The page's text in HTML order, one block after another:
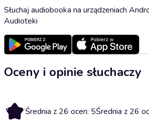
Słuchaj audiobooka na urządzeniach
Audioteki
Oceny i opinie słuchaczy
5 Średnia z 26 ocen: 5Średnia z 26